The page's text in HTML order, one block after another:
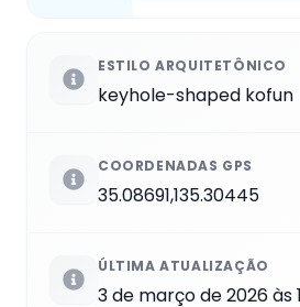
ESTILO ARQUITETÔNICO
keyhole-shaped kofun
COORDENADAS GPS
35.08691,135.30445
ÚLTIMA ATUALIZAÇÃO
3 de março de 2026 às